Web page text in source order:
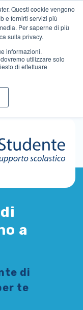
Questi cookie vengono
e fornirti servizi più
Per saperne di più
sulla privacy.
informazioni.
utilizzare solo
di effettuare
a
di
te